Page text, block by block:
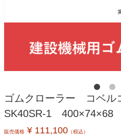
ゴムクローラー コベ
SK40SR-1 400×74×68
販売価格 ¥ 111,100 （税込）